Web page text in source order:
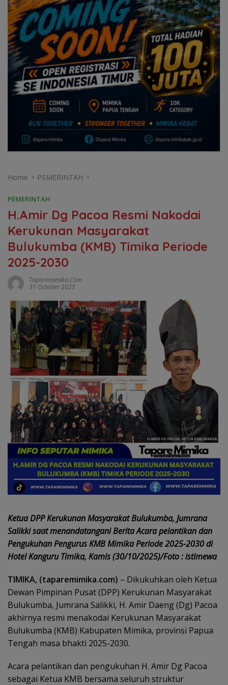
Home PEMERINTAH
PEMERINTAH
H.Amir Dg Pacoa Resmi Nakodai
Kerukunan Masyarakat
Bulukumba (KMB) Timika Periode
2025-2030
Taparemimika.com
31 October 2025
Ketua DPP Kerukunan Masyarakat Bulukumba, Jumrana
Salikki saat menandatangani Berita Acara pelantikan dan
Pengukuhan Pengurus KMB Mimika Periode 2025-2030 di
Hotel Kanguru Timika, Kamis (30/10/2025)/Foto : istimewa
TIMIKA, (taparemimika.com) – Dikukuhkan oleh Ketua
Dewan Pimpinan Pusat (DPP) Kerukunan Masyarakat
Bulukumba, Jumrana Salikki, H. Amir Daeng (Dg) Pacoa
akhirnya resmi menakodai Kerukunan Masyarakat
Bulukumba (KMB) Kabupaten Mimika, provinsi Papua
Tengah masa bhakti 2025-2030.
Acara pelantikan dan pengukuhan H. Amir Dg Pacoa
sebagai Ketua KMB bersama seluruh struktur